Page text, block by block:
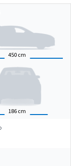
450 cm
186 cm